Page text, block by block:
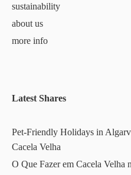
sustainability
about us
more info
Latest Shares
Pet-Friendly Holidays in
Cacela Velha
O Que Fazer em Cacela Velha